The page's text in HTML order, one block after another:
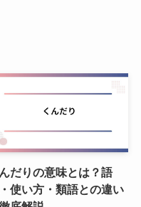
だりの意味とは？語
使い方・類語との違い